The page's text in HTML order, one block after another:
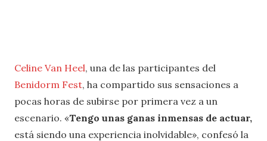
Celine Van Heel, una de las participantes del
Benidorm Fest, ha compartido sus sensaciones a
pocas horas de subirse por primera vez a un
escenario. «Tengo unas ganas inmensas de actuar,
está siendo una experiencia inolvidable», confesó la